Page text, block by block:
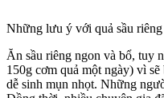
Những lưu ý với quả sầu riêng
Ăn sầu riêng ngon và bổ, tuy
150g cơm quả một ngày) vì
dễ sinh mụn nhọt. Những